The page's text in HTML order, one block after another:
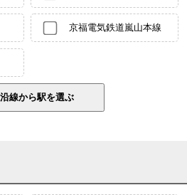
京福電気鉄道嵐山本線